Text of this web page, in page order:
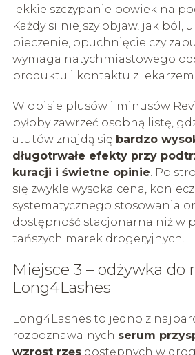
lekkie szczypanie powiek na
Każdy silniejszy objaw, jak ból,
pieczenie, opuchnięcie czy
wymaga natychmiastowego
produktu i kontaktu z lekarzem.
W opisie plusów i minusów
byłoby zawrzeć osobną listę,
atutów znajdą się bardzo
długotrwałe efekty przy
kuracji i świetne opinie . Po
się zwykle wysoka cena,
systematycznego stosowania
dostępność stacjonarna niż w
tańszych marek drogeryjnych.
Miejsce 3 – odżywka do
Long4Lashes
Long4Lashes to jedno z
rozpoznawalnych serum
wzrost rzęsdostępnych w